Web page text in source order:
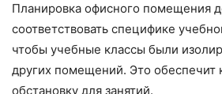
Планировка офисного помещения
соответствовать специфике
чтобы учебные классы были
других помещений. Это обеспечит
обстановку для занятий.